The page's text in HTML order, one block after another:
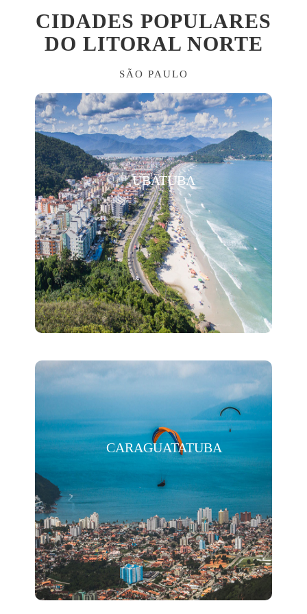
CIDADES POPULARES
DO LITORAL NORTE
SÃO PAULO
UBATUBA
CARAGUATATUBA